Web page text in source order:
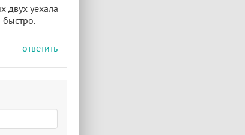
двух уехала
быстро.
ответить